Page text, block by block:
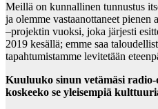
Meillä on kunnallinen tunnustus
ja olemme vastaanottaneet pienen
–projektin vuoksi, joka järjesti
2019 kesällä; emme saa
tapahtumistamme levitetään
Kuuluuko sinun vetämäsi
koskeeko se yleisempiä